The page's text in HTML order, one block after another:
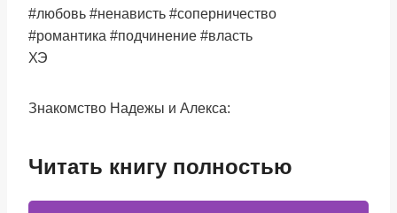
#любовь #ненависть #соперничество
#романтика #подчинение #власть
ХЭ
Знакомство Надежы и Алекса:
Читать книгу полностью